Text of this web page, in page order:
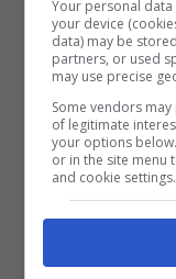
questo sport.
propria
miglior
tennis.
Di recente,
di Jannik
Your personal
your device
data) may be
partners, or used
may use precise
Some vendors
of legitimate
your options
or in the site menu
and cookie settings.